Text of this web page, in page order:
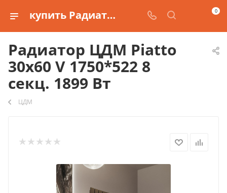
купить Радиатор ЦДМ Piatto 30х60 V 1750*522 8 секц. 1899 Вт 0
Радиатор ЦДМ Piatto
30х60 V 1750*522 8
секц. 1899 Вт
ЦДМ